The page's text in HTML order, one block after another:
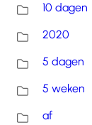
10 dagen
2020
5 dagen
5 weken
af